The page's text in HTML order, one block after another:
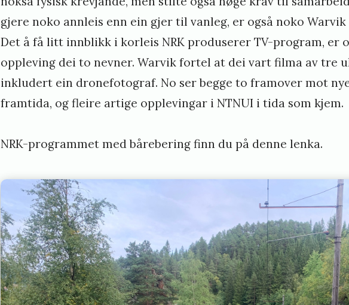
gjere noko annleis enn ein gjer til vanleg, er også noko
Det å få litt innblikk i korleis NRK produserer TV-program, er
oppleving dei to nevner. Warvik fortel at dei vart filma av tre
inkludert ein dronefotograf. No ser begge to framover mot
framtida, og fleire artige opplevingar i NTNUI i tida som kjem.
NRK-programmet med bårebering finn du på denne lenka.